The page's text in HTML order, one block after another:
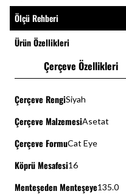
Ölçü Rehberi
Ürün Özellikleri
Çerçeve Özellikleri
Çerçeve RengiSiyah
Çerçeve MalzemesiAsetat
Çerçeve FormuCat Eye
Köprü Mesafesi16
Menteşeden Menteşeye135.0